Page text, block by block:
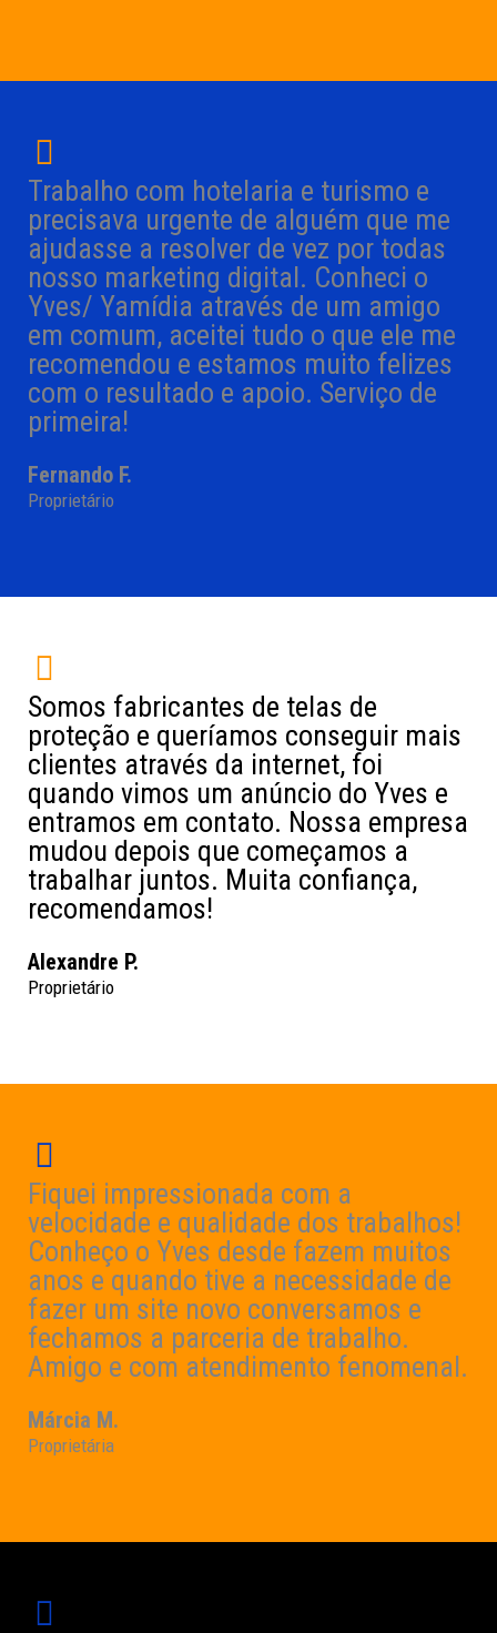
Trabalho com hotelaria e turismo e
precisava urgente de alguém que me
ajudasse a resolver de vez por todas
nosso marketing digital. Conheci o
Yves/ Yamídia através de um amigo
em comum, aceitei tudo o que ele me
recomendou e estamos muito felizes
com o resultado e apoio. Serviço de
primeira!
Fernando F.
Proprietário
Somos fabricantes de telas de
proteção e queríamos conseguir mais
clientes através da internet, foi
quando vimos um anúncio do Yves e
entramos em contato. Nossa empresa
mudou depois que começamos a
trabalhar juntos. Muita confiança,
recomendamos!
Alexandre P.
Proprietário
Fiquei impressionada com a
velocidade e qualidade dos trabalhos!
Conheço o Yves desde fazem muitos
anos e quando tive a necessidade de
fazer um site novo conversamos e
fechamos a parceria de trabalho.
Amigo e com atendimento fenomenal.
Márcia M.
Proprietária